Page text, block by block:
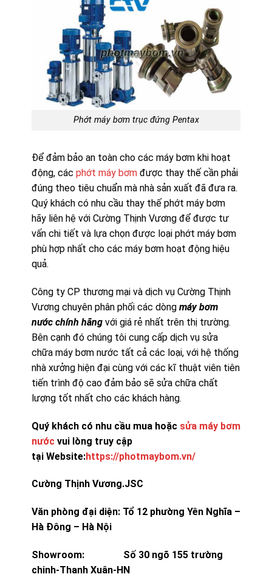
Phớt máy bơm trục đứng Pentax
Để đảm bảo an toàn cho các máy bơm khi hoạt
động, các phớt máy bơmđược thay thế cần phải
đúng theo tiêu chuẩn mà nhà sản xuất đã đưa ra.
Quý khách có nhu cầu thay thế phớt máy bơm
hãy liên hệ với Cường Thịnh Vương để được tư
vấn chi tiết và lựa chọn được loại phớt máy bơm
phù hợp nhất cho các máy bơm hoạt động hiệu
quả.
Công ty CP thương mại và dịch vụ Cường Thịnh
Vương chuyên phân phối các dòng máy bơm
nước chính hãngvới giá rẻ nhất trên thị trường.
Bên cạnh đó chúng tôi cung cấp dịch vụ sửa
chữa máy bơm nước tất cả các loại, với hệ thống
nhà xưởng hiện đại cùng với các kĩ thuật viên tiên
tiến trình độ cao đảm bảo sẽ sửa chữa chất
lượng tốt nhất cho các khách hàng.
Quý khách có nhu cầu mua hoặc sửa máy bơm
nướcvui lòng truy cập
tại Website:https://photmaybom.vn/
Cường Thịnh Vương.JSC
Văn phòng đại diện: Tổ 12 phường Yên Nghĩa –
Hà Đông – Hà Nội
Showroom: Số 30 ngõ 155 trường
chinh-Thanh Xuân-HN